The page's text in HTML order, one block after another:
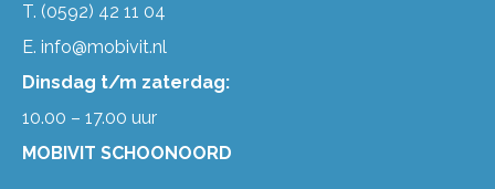
T. (0592) 42 11 04
E. info@mobivit.nl
Dinsdag t/m zaterdag:
10.00 – 17.00 uur
MOBIVIT SCHOONOORD